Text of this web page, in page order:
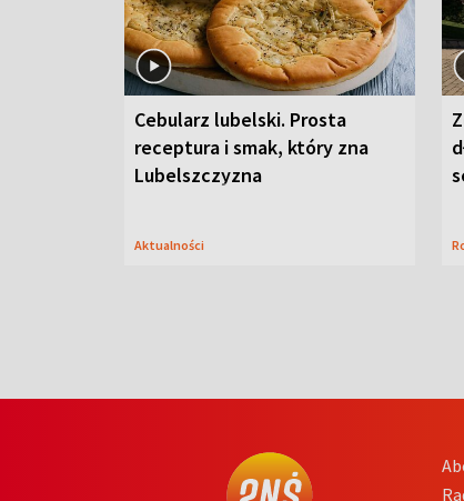
Cebularz lubelski. Prosta
receptura i smak, który zna
Lubelszczyzna
Aktualności